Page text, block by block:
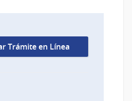
Trámite en Línea